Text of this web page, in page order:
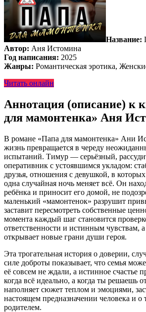
Название:
Автор: Аня Истомина
Год написания: 2025
Жанры: Романтическая эротика,
Читать онлайн
Аннотация (описание) к
для мамонтенка» Аня
В романе «Папа для мамонтенка» Ани
жизнь превращается в череду
испытаний. Тимур — серьёзный,
оперативник с устоявшимся укладом:
друзья, отношения с девушкой, в
одна случайная ночь меняет всё. Он
ребёнка и приносит его домой, не
маленький «мамонтенок» разрушит
заставит пересмотреть собственные
момента каждый шаг становится
ответственности и истинным чувствам,
открывает новые грани души героя.
Эта трогательная история о доверии,
силе доброты показывает, что семья
её совсем не ждали, а истинное счастье
когда всё идеально, а когда ты решаешь
наполняет сюжет теплом и эмоциями,
настоящем предназначении человека и о
родителем.